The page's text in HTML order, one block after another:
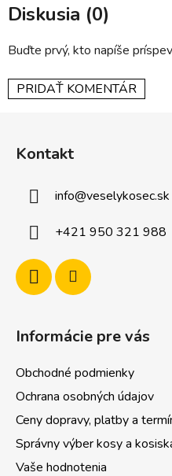
Diskusia (0)
Buďte prvý, kto napíše
PRIDAŤ KOMENTÁR
Kontakt
info@veselykosec.sk
+421 950 321 988
Informácie pre vás
Obchodné podmienky
Ochrana osobných údajov
Ceny dopravy, platby a
Správny výber kosy a
Vaše hodnotenia